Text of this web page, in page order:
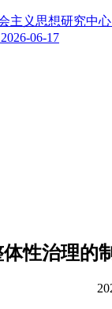
主义思想研究中
2026-06-17
体性治理的